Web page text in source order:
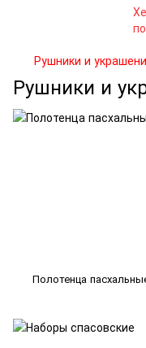
Рушники и
Рушники и
Полотенца